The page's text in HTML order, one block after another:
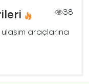
38
araçlarına